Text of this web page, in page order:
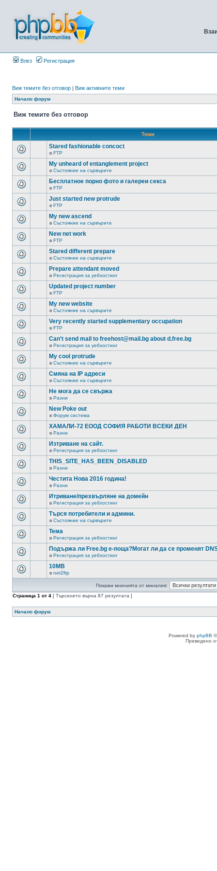
Влез Регистрация
Виж темите без отговор | Виж активните теми
Начало форум
Виж темите без отговор
Теми
Stared fashionable concoct
в FTP
My unheard of entanglement project
в Състояние на сървърите
Бесплатное порно фото и галереи секса
в FTP
Just started new protrude
в FTP
My new ascend
в Състояние на сървърите
New net work
в FTP
Stared different prepare
в Състояние на сървърите
Prepare attendant moved
в Регистрация за уебхостинг
Updated project number
в FTP
My new website
в Състояние на сървърите
Very recently started supplementary occupation
в FTP
Can't send mail to freehost@mail.bg about d.free.bg
в Регистрация за уебхостинг
My cool protrude
в Състояние на сървърите
Смяна на IP адреси
в Състояние на сървърите
Не мога да се свържа
в Разни
New Poke out
в Форум система
ХАМАЛИ-72 ЕООД СОФИЯ РАБОТИ ВСЕКИ ДЕН
в Разни
Изтриване на сайт.
в Регистрация за уебхостинг
THIS_SITE_HAS_BEEN_DISABLED
в Разни
Честита Нова 2016 година!
в Разни
Итриване/прехвърляне на домейн
в Регистрация за уебхостинг
Търся потребители и админи.
в Състояние на сървърите
Тема
в Регистрация за уебхостинг
Подържа ли Free.bg е-поща?Могат ли да се променят
в Регистрация за уебхостинг
10MB
в net2ftp
Покажи мненията от миналия:
Страница 1 от 4 [ Търсенето върна 87 резултата ]
Начало форум
Powered by phpBB
Преведено